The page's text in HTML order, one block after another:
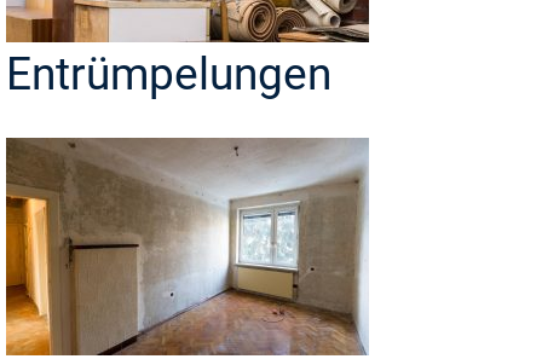
Entrümpelungen